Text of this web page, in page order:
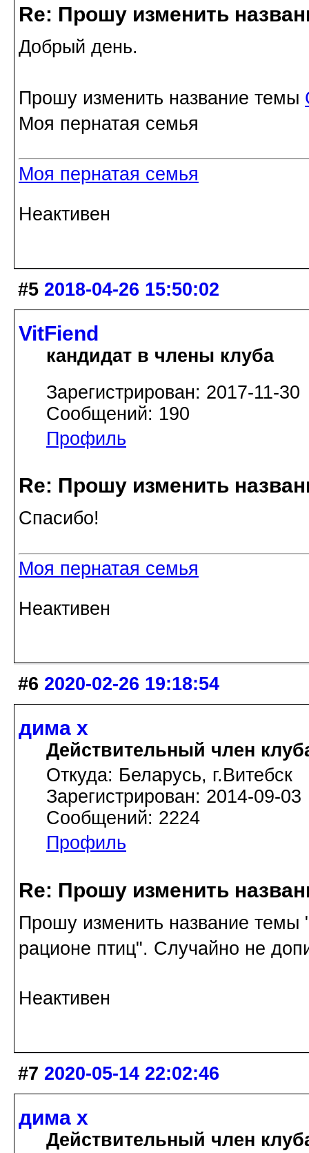
Re: Прошу изменить
Добрый день.
Прошу изменить название темы
Моя пернатая семья
Моя пернатая семья
Неактивен
#5 2018-04-26 15:50:02
VitFiend
кандидат в члены клуба
Зарегистрирован: 2017-11-30
Сообщений: 190
Профиль
Re: Прошу изменить
Спасибо!
Моя пернатая семья
Неактивен
#6 2020-02-26 19:18:54
дима х
Действительный член
Откуда: Беларусь, г.Витебск
Зарегистрирован: 2014-09-03
Сообщений: 2224
Профиль
Re: Прошу изменить
Прошу изменить название
рационе птиц". Случайно не
Неактивен
#7 2020-05-14 22:02:46
дима х
Действительный член